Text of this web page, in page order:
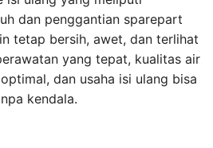
dan penggantian sparepart
tetap bersih, awet, dan terlihat
yang tepat, kualitas air
dan usaha isi ulang bisa
kendala.